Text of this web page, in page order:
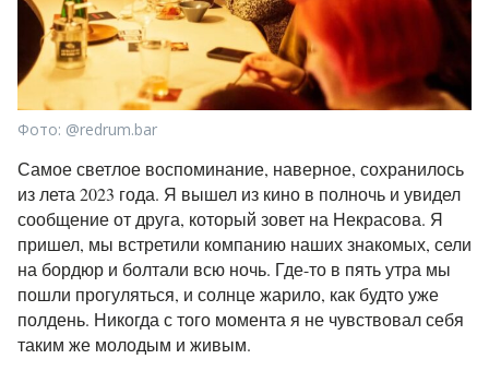
Фото: @redrum.bar
Самое светлое воспоминание, наверное, сохранилось
из лета 2023 года. Я вышел из кино в полночь и увидел
сообщение от друга, который зовет на Некрасова. Я
пришел, мы встретили компанию наших знакомых, сели
на бордюр и болтали всю ночь. Где-то в пять утра мы
пошли прогуляться, и солнце жарило, как будто уже
полдень. Никогда с того момента я не чувствовал себя
таким же молодым и живым.